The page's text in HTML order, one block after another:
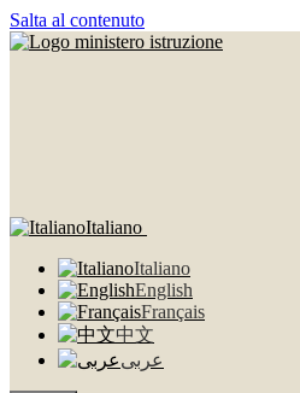
Salta al contenuto
Italiano
Italiano
English
Français
中文
عربى